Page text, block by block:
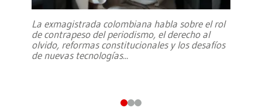
La exmagistrada colombiana habla sobre el rol
de contrapeso del periodismo, el derecho al
olvido, reformas constitucionales y los desafíos
de nuevas tecnologías...